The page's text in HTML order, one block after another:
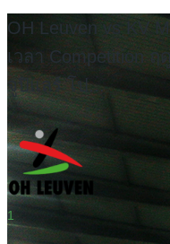
OH Leuven vs KV
เวลา Competition
จูปิแลร์ โป...
1